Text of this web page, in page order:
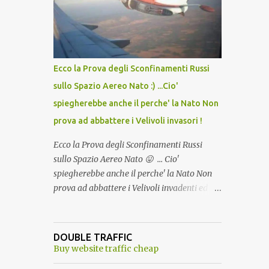
lo scopo della temperatura? Qualcuno a suo
tempo ribattezzo' il Vaccino come: l' Amaro
del Capo, era "spettacolare Ghiacciato, ma
andava bene anche, a Temperatura
Ambiente"! Riproponiamo l'articolo per NON
Ecco la Prova degli Sconfinamenti Russi
sullo Spazio Aereo Nato :) ...Cio'
spiegherebbe anche il perche' la Nato Non
prova ad abbattere i Velivoli invasori !
Ecco la Prova degli Sconfinamenti Russi
sullo Spazio Aereo Nato 😛 ... Cio'
spiegherebbe anche il perche' la Nato Non
prova ad abbattere i Velivoli invadenti ed
alcuna notizia di un'invasione dello spazio
aereo NATO da parte di un robot chiamato
DOUBLE TRAFFIC
Buy website traffic cheap